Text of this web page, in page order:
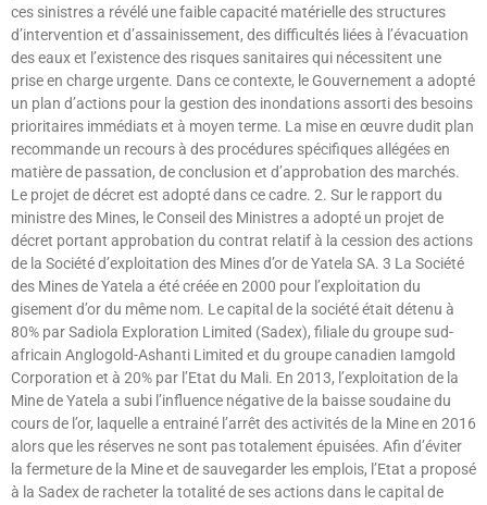
ces sinistres a révélé une faible capacité matérielle des structures
d’intervention et d’assainissement, des difficultés liées à l’évacuation
des eaux et l’existence des risques sanitaires qui nécessitent une
prise en charge urgente. Dans ce contexte, le Gouvernement a adopté
un plan d’actions pour la gestion des inondations assorti des besoins
prioritaires immédiats et à moyen terme. La mise en œuvre dudit plan
recommande un recours à des procédures spécifiques allégées en
matière de passation, de conclusion et d’approbation des marchés.
Le projet de décret est adopté dans ce cadre. 2. Sur le rapport du
ministre des Mines, le Conseil des Ministres a adopté un projet de
décret portant approbation du contrat relatif à la cession des actions
de la Société d’exploitation des Mines d’or de Yatela SA. 3 La Société
des Mines de Yatela a été créée en 2000 pour l’exploitation du
gisement d’or du même nom. Le capital de la société était détenu à
80% par Sadiola Exploration Limited (Sadex), filiale du groupe sud-
africain Anglogold-Ashanti Limited et du groupe canadien Iamgold
Corporation et à 20% par l’Etat du Mali. En 2013, l’exploitation de la
Mine de Yatela a subi l’influence négative de la baisse soudaine du
cours de l’or, laquelle a entrainé l’arrêt des activités de la Mine en 2016
alors que les réserves ne sont pas totalement épuisées. Afin d’éviter
la fermeture de la Mine et de sauvegarder les emplois, l’Etat a proposé
à la Sadex de racheter la totalité de ses actions dans le capital de